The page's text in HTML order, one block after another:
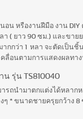
อน หรืองานฝีมือ งาน DIY
า ( ยาว 90 ซม.) และขา
กกว่า 1 หลา จะตัดเป็นชิ้
ลื่อนตามการแสดงผลทา
รุ่น TS810040
รถนำมาตกแต่งได้หลาก
ๆ * ขนาดชายครุยกว้าง